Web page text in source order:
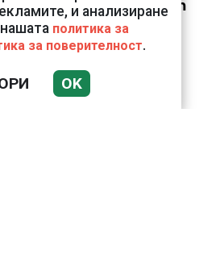
Vivacom през август
Подводни кадри от
и анализиране
политика за
за поверителност.
OK